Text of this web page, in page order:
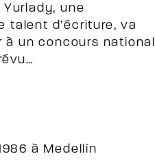
une
talent d’écriture, va
à un concours national
à Medellìn